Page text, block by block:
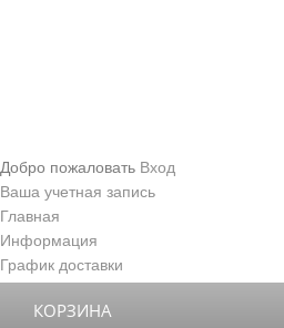
Добро пожаловать Вход
Ваша учетная запись
Главная
Информация
График доставки
Условия доставки и обслуживания
КОРЗИНА